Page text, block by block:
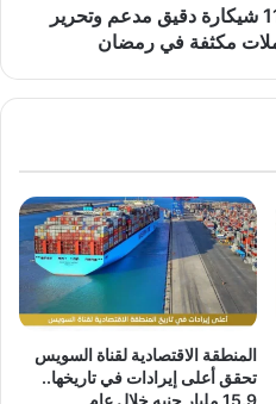
محافظ الدقهلية: ضبط 1128 شيكارة دقيق مدعم وتحرير
المنطقة الاقتصادية لقناة السويس
تحقق أعلى إيرادات في تاريخها..
15.9 مليار جنيه خلال عام